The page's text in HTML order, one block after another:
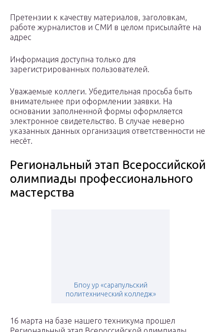
Претензии к качеству материалов, заголовкам,
работе журналистов и СМИ в целом присылайте на
адрес
Информация доступна только для
зарегистрированных пользователей.
Уважаемые коллеги. Убедительная просьба быть
внимательнее при оформлении заявки. На
основании заполненной формы оформляется
электронное свидетельство. В случае неверно
указанных данных организация ответственности не
несёт.
Региональный этап Всероссийской
олимпиады профессионального
мастерства
Бпоу ур «сарапульский
политехнический колледж»
16 марта на базе нашего техникума прошел